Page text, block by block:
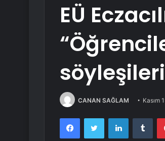
EÜ
CANAN SAĞLAM Kasım
FacebookTwitter LinkedIn